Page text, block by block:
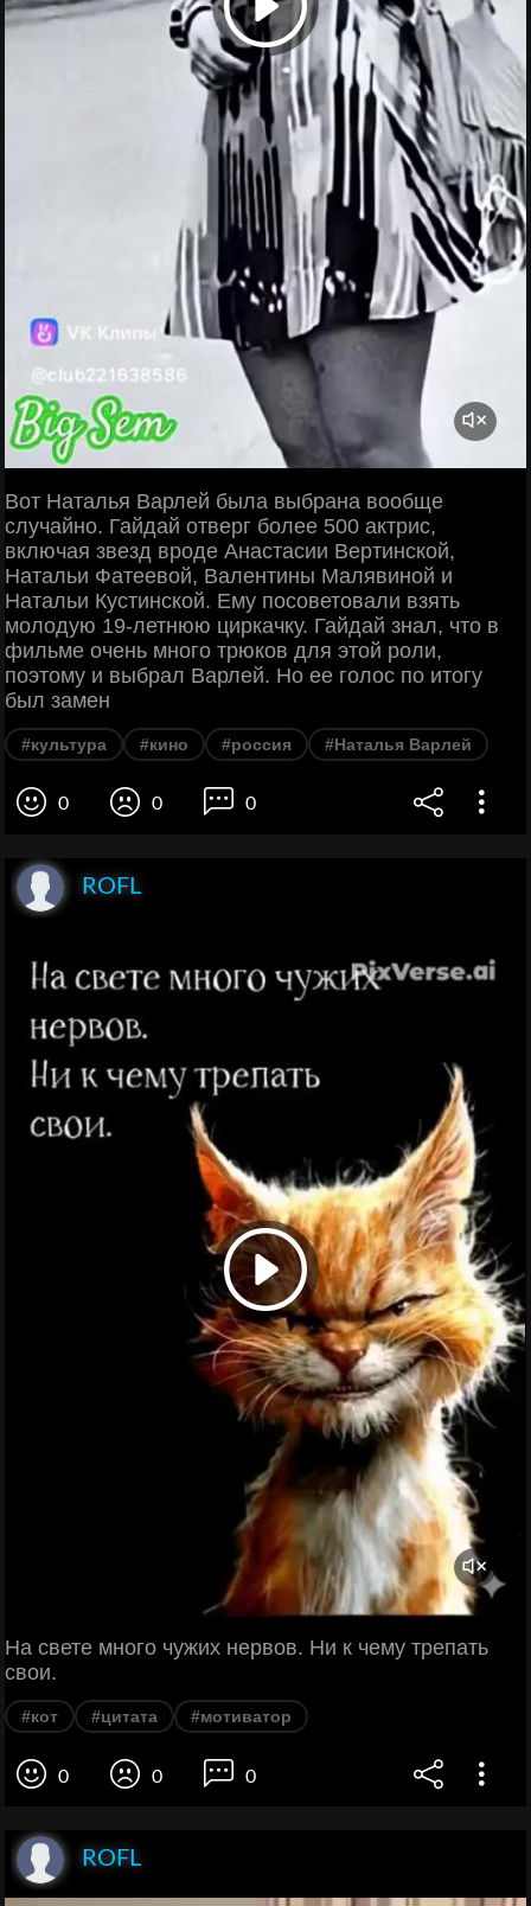
Вот Наталья Варлей была выбрана вообще
случайно. Гайдай отверг более 500 актрис,
включая звезд вроде Анастасии Вертинской,
Натальи Фатеевой, Валентины Малявиной и
Натальи Кустинской. Ему посоветовали взять
молодую 19-летнюю циркачку. Гайдай знал, что в
фильме очень много трюков для этой роли,
поэтому и выбрал Варлей. Но ее голос по итогу
был замен
#культура #кино #россия #Наталья Варлей
0 0 0
ROFL
На свете много чужих нервов. Ни к чему трепать
свои.
#кот #цитата #мотиватор
0 0 0
ROFL